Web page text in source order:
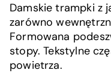
Damskie trampki z
zarówno
Formowana
stopy. Tekstylne
powietrza.